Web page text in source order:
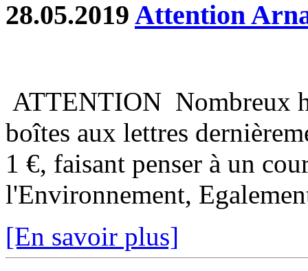
28.05.2019 Attention
ATTENTION Nombreux
boîtes aux lettres
1 €, faisant penser à un
l'Environnement,
[En savoir plus]